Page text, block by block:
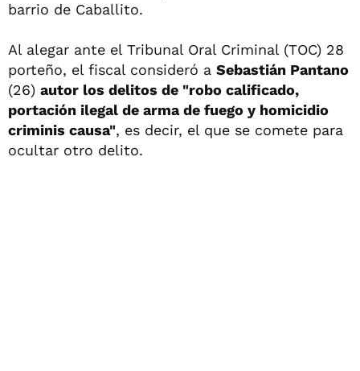
barrio de Caballito.
Al alegar ante el Tribunal Oral Criminal (TOC) 28
porteño, el fiscal consideró a Sebastián Pantano
(26) autor los delitos de "robo calificado,
portación ilegal de arma de fuego y homicidio
criminis causa", es decir, el que se comete para
ocultar otro delito.